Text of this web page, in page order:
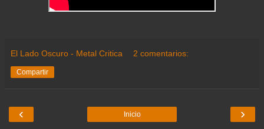
El Lado Oscuro - Metal Critica 2 comentarios:
Compartir
‹ ›
Inicio